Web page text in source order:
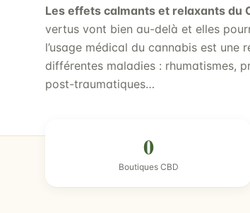
Les effets calmants et relaxants du
vertus vont bien au-delà et elles
l’usage médical du cannabis est
différentes maladies : rhumatismes,
post-traumatiques…
0
Boutiques CBD